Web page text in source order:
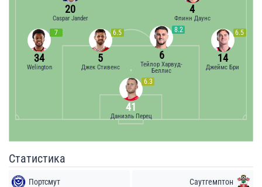
6.3
41
Даниэль Перец
7
34
Welington
6.5
5
Джек Стивенс
8.2
6
Тейлор Харвуд-
Беллис
6.5
14
Джеймс Бри
20
Caspar Jander
4
Флинн Даунс
Статистика
Портсмут Саутгемптон